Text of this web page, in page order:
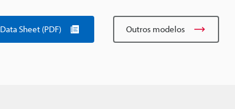
Data Sheet (PDF) Outros modelos